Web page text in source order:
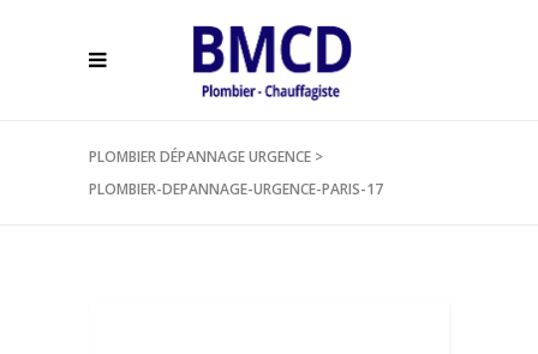
PLOMBIER DÉPANNAGE URGENCE >
PLOMBIER-DEPANNAGE-URGENCE-PARIS-17